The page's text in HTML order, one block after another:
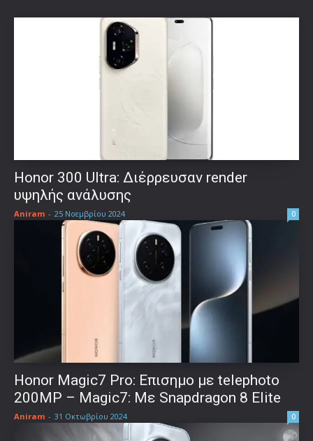
Honor 300 Ultra: Διέρρευσαν render
υψηλής ανάλυσης
Aniram - 25 Νοεμβρίου 2024 0
Honor Magic7 Pro: Επισημο με telephoto
200MP – Magic7: Με Snapdragon 8 Elite
Aniram - 31 Οκτωβρίου 2024 0